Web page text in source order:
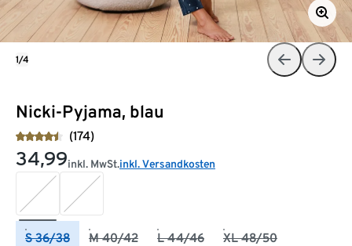
Nicki-Pyjama, blau
(174)
34,99inkl. MwSt.inkl. Versandkosten
S 36/38 M 40/42 L 44/46 XL 48/50
1/4